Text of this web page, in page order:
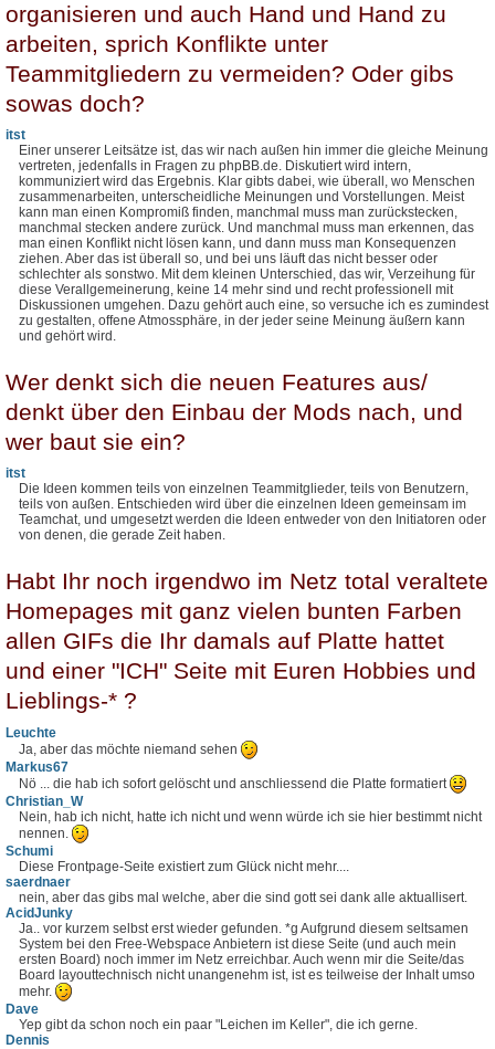
organisieren und auch Hand und Hand zu
arbeiten, sprich Konflikte unter
Teammitgliedern zu vermeiden? Oder gibs
sowas doch?
itst
Einer unserer Leitsätze ist, das wir nach außen hin immer die gleiche Meinung
vertreten, jedenfalls in Fragen zu phpBB.de. Diskutiert wird intern,
kommuniziert wird das Ergebnis. Klar gibts dabei, wie überall, wo Menschen
zusammenarbeiten, unterscheidliche Meinungen und Vorstellungen. Meist
kann man einen Kompromiß finden, manchmal muss man zurückstecken,
manchmal stecken andere zurück. Und manchmal muss man erkennen, das
man einen Konflikt nicht lösen kann, und dann muss man Konsequenzen
ziehen. Aber das ist überall so, und bei uns läuft das nicht besser oder
schlechter als sonstwo. Mit dem kleinen Unterschied, das wir, Verzeihung für
diese Verallgemeinerung, keine 14 mehr sind und recht professionell mit
Diskussionen umgehen. Dazu gehört auch eine, so versuche ich es zumindest
zu gestalten, offene Atmossphäre, in der jeder seine Meinung äußern kann
und gehört wird.
Wer denkt sich die neuen Features aus/
denkt über den Einbau der Mods nach, und
wer baut sie ein?
itst
Die Ideen kommen teils von einzelnen Teammitglieder, teils von Benutzern,
teils von außen. Entschieden wird über die einzelnen Ideen gemeinsam im
Teamchat, und umgesetzt werden die Ideen entweder von den Initiatoren oder
von denen, die gerade Zeit haben.
Habt Ihr noch irgendwo im Netz total veraltete
Homepages mit ganz vielen bunten Farben
allen GIFs die Ihr damals auf Platte hattet
und einer "ICH" Seite mit Euren Hobbies und
Lieblings-* ?
Leuchte
Ja, aber das möchte niemand sehen
Markus67
Nö ... die hab ich sofort gelöscht und anschliessend die Platte formatiert
Christian_W
Nein, hab ich nicht, hatte ich nicht und wenn würde ich sie hier bestimmt nicht
nennen.
Schumi
Diese Frontpage-Seite existiert zum Glück nicht mehr....
saerdnaer
nein, aber das gibs mal welche, aber die sind gott sei dank alle aktuallisert.
AcidJunky
Ja.. vor kurzem selbst erst wieder gefunden. *g Aufgrund diesem seltsamen
System bei den Free-Webspace Anbietern ist diese Seite (und auch mein
ersten Board) noch immer im Netz erreichbar. Auch wenn mir die Seite/das
Board layouttechnisch nicht unangenehm ist, ist es teilweise der Inhalt umso
mehr.
Dave
Yep gibt da schon noch ein paar "Leichen im Keller", die ich gerne.
Dennis